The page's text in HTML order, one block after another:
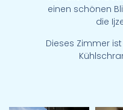
einen schönen
die
Dieses Zimmer